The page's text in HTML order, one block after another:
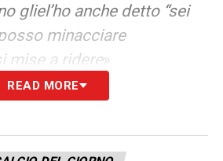
gliel’ho anche detto “sei
minacciare
mise a ridere».
READ MORE